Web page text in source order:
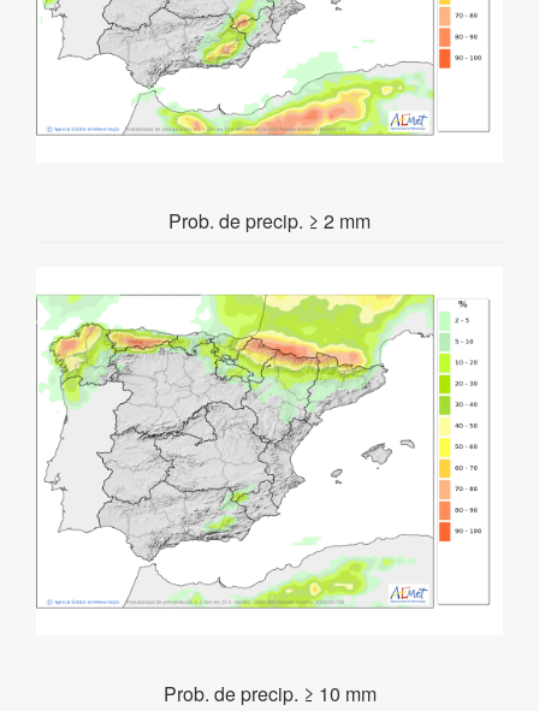
Prob. de precip. ≥ 2 mm
Prob. de precip. ≥ 10 mm